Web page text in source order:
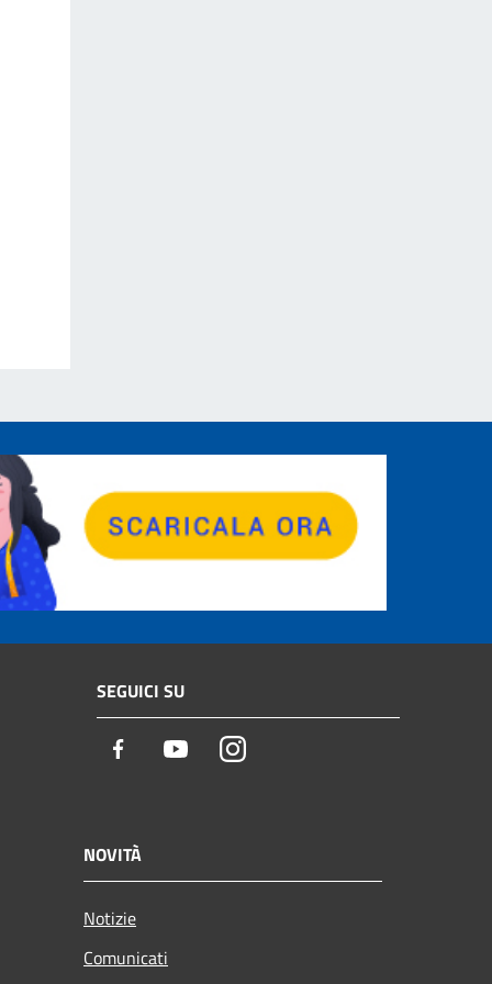
SEGUICI SU
Facebook YoutubeInstagram
NOVITÀ
Notizie
Comunicati